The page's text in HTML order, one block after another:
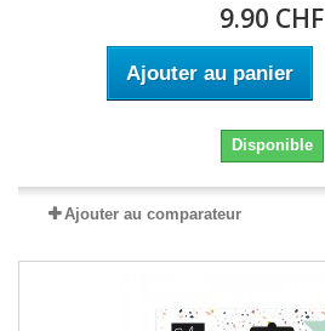
9.90 CHF
Ajouter au panier
Disponible
Ajouter au comparateur